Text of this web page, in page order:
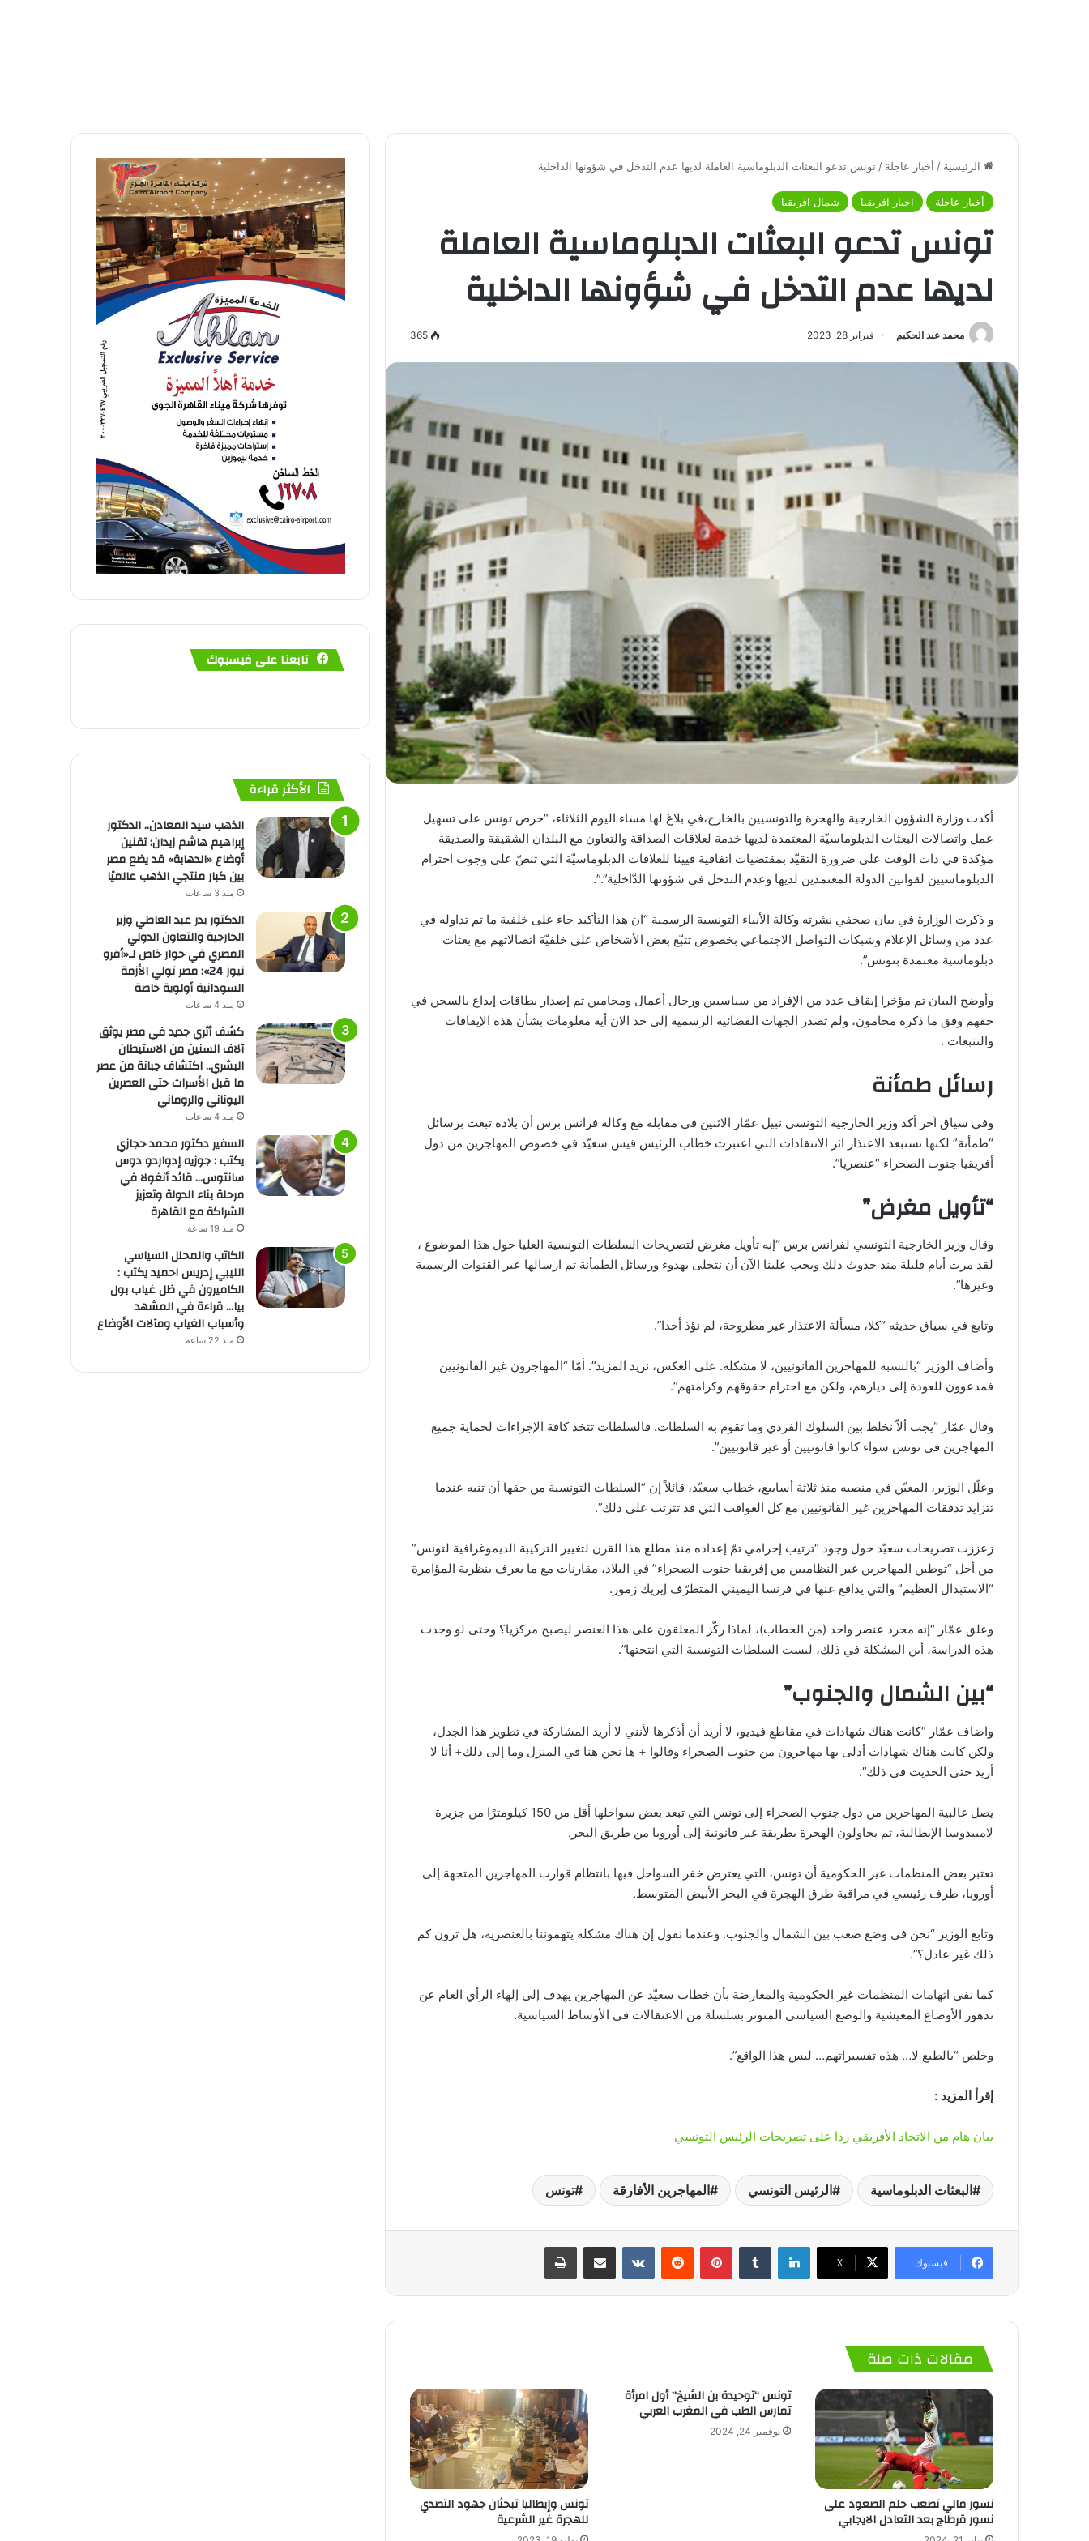
الرئيسية / أخبار عاجلة / تونس تدعو البعثات الدبلوماسية العاملة لديها عدم التدخل في شؤونها الداخلية
أخبار عاجلة اخبار افريقيا شمال افريقيا
تونس تدعو البعثات الدبلوماسية العاملة
لديها عدم التدخل في شؤونها الداخلية
محمد عبد الحكيم فبراير 28, 2023 365
أكدت وزارة الشؤون الخارجية والهجرة والتونسيين بالخارج،في بلاغ لها مساء اليوم الثلاثاء، “حرص تونس على تسهيل
عمل واتصالات البعثات الدبلوماسيّة المعتمدة لديها خدمة لعلاقات الصداقة والتعاون مع البلدان الشقيقة والصديقة
مؤكدة في ذات الوقت على ضرورة التقيّد بمقتضيات اتفاقية فيينا للعلاقات الدبلوماسيّة التي تنصّ على وجوب احترام
الدبلوماسيين لقوانين الدولة المعتمدين لديها وعدم التدخل في شؤونها الدّاخلية”.”.
و ذكرت الوزارة في بيان صحفي نشرته وكالة الأنباء التونسية الرسمية “ان هذا التأكيد جاء على خلفية ما تم تداوله في
عدد من وسائل الإعلام وشبكات التواصل الاجتماعي بخصوص تتبّع بعض الأشخاص على خلفيّة اتصالاتهم مع بعثات
دبلوماسية معتمدة بتونس”.
وأوضح البيان تم مؤخرا إيقاف عدد من الإفراد من سياسيين ورجال أعمال ومحامين تم إصدار بطاقات إيداع بالسجن في
حقهم وفق ما ذكره محامون، ولم تصدر الجهات القضائية الرسمية إلى حد الان أية معلومات بشأن هذه الإيقافات
والتتبعات .
رسائل طمأنة
وفي سياق آخر أكد وزير الخارجية التونسي نبيل عمّار الاثنين في مقابلة مع وكالة فرانس برس أن بلاده تبعث برسائل
“طمأنة” لكنها تستبعد الاعتذار اثر الانتقادات التي اعتبرت خطاب الرئيس قيس سعيّد في خصوص المهاجرين من دول
أفريقيا جنوب الصحراء “عنصريا”.
“تأويل مغرض”
وقال وزير الخارجية التونسي لفرانس برس “إنه تأويل مغرض لتصريحات السلطات التونسية العليا حول هذا الموضوع ،
لقد مرت أيام قليلة منذ حدوث ذلك ويجب علينا الآن أن نتحلى بهدوء ورسائل الطمأنة تم ارسالها عبر القنوات الرسمية
وغيرها”.
وتابع في سياق حديثه “كلا، مسألة الاعتذار غير مطروحة، لم نؤذ أحدا”.
وأضاف الوزير “بالنسبة للمهاجرين القانونيين، لا مشكلة. على العكس، نريد المزيد”. أمّا “المهاجرون غير القانونيين
فمدعوون للعودة إلى ديارهم، ولكن مع احترام حقوقهم وكرامتهم”.
وقال عمّار “يجب ألاّ نخلط بين السلوك الفردي وما تقوم به السلطات. فالسلطات تتخذ كافة الإجراءات لحماية جميع
المهاجرين في تونس سواء كانوا قانونيين أو غير قانونيين”.
وعلّل الوزير، المعيّن في منصبه منذ ثلاثة أسابيع، خطاب سعيّد، قائلاً إن “السلطات التونسية من حقها أن تنبه عندما
تتزايد تدفقات المهاجرين غير القانونيين مع كل العواقب التي قد تترتب على ذلك”.
زعززت تصريحات سعيّد حول وجود “ترتيب إجرامي تمّ إعداده منذ مطلع هذا القرن لتغيير التركيبة الديموغرافية لتونس”
من أجل “توطين المهاجرين غير النظاميين من إفريقيا جنوب الصحراء” في البلاد، مقارنات مع ما يعرف بنظرية المؤامرة
“الاستبدال العظيم” والتي يدافع عنها في فرنسا اليميني المتطرّف إيريك زمور.
وعلق عمّار “إنه مجرد عنصر واحد (من الخطاب)، لماذا ركّز المعلقون على هذا العنصر ليصبح مركزيا؟ وحتى لو وجدت
هذه الدراسة، أين المشكلة في ذلك، ليست السلطات التونسية التي انتجتها”.
“بين الشمال والجنوب”
واضاف عمّار “كانت هناك شهادات في مقاطع فيديو، لا أريد أن أذكرها لأنني لا أريد المشاركة في تطوير هذا الجدل،
ولكن كانت هناك شهادات أدلى بها مهاجرون من جنوب الصحراء وقالوا + ها نحن هنا في المنزل وما إلى ذلك+ أنا لا
أريد حتى الحديث في ذلك”.
يصل غالبية المهاجرين من دول جنوب الصحراء إلى تونس التي تبعد بعض سواحلها أقل من 150 كيلومترًا من جزيرة
لامبيدوسا الإيطالية، ثم يحاولون الهجرة بطريقة غير قانونية إلى أوروبا من طريق البحر.
تعتبر بعض المنظمات غير الحكومية أن تونس، التي يعترض خفر السواحل فيها بانتظام قوارب المهاجرين المتجهة إلى
أوروبا، طرف رئيسي في مراقبة طرق الهجرة في البحر الأبيض المتوسط.
وتابع الوزير “نحن في وضع صعب بين الشمال والجنوب. وعندما نقول إن هناك مشكلة يتهموننا بالعنصرية، هل ترون كم
ذلك غير عادل؟”.
كما نفى اتهامات المنظمات غير الحكومية والمعارضة بأن خطاب سعيّد عن المهاجرين يهدف إلى إلهاء الرأي العام عن
تدهور الأوضاع المعيشية والوضع السياسي المتوتر بسلسلة من الاعتقالات في الأوساط السياسية.
وخلص “بالطبع لا… هذه تفسيراتهم… ليس هذا الواقع”.
إقرأ المزيد :
بيان هام من الاتحاد الأفريقي ردا على تصريحات الرئيس التونسي
البعثات الدبلوماسية الرئيس التونسي المهاجرين الأفارقة تونس
فيسبوك ‫X
لينكدإن بينتيريست
مقالات ذات صلة
نسور مالي تصعب حلم الصعود على
نسور قرطاج بعد التعادل الايجابي
تونس “توحيدة بن الشيخ” أول امرأة
تمارس الطب في المغرب العربي
نوفمبر 24, 2024
تونس وإيطاليا تبحثان جهود التصدي
للهجرة غير الشرعية
تابعنا على فيسبوك
الأكثر قراءة
الذهب سيد المعادن.. الدكتور
إبراهيم هاشم زيدان: تقنين
أوضاع «الدهابة» قد يضع مصر
بين كبار منتجي الذهب عالميًا
منذ 3 ساعات
الدكتور بدر عبد العاطي وزير
الخارجية والتعاون الدولي
المصري في حوار خاص لـ«أفرو
نيوز 24»: مصر تولي الأزمة
السودانية أولوية خاصة
منذ 4 ساعات
كشف أثري جديد في مصر يوثق
آلاف السنين من الاستيطان
البشري.. اكتشاف جبانة من عصر
ما قبل الأسرات حتى العصرين
اليوناني والروماني
منذ 4 ساعات
السفير دكتور محمد حجازي
يكتب : جوزيه إدواردو دوس
سانتوس… قائد أنغولا في
مرحلة بناء الدولة وتعزيز
الشراكة مع القاهرة
منذ 19 ساعة
الكاتب والمحلل السياسي
الليبي إدريس احميد يكتب :
الكاميرون في ظل غياب بول
بيا… قراءة في المشهد
وأسباب الغياب ومآلات الأوضاع
منذ 22 ساعة